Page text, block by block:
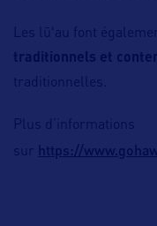
Les lūʻau font
traditionnels et
traditionnelles.
Plus d’informations
sur
https://